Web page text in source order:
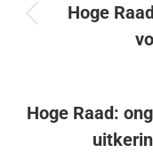
Hoge
Hoge Raad: